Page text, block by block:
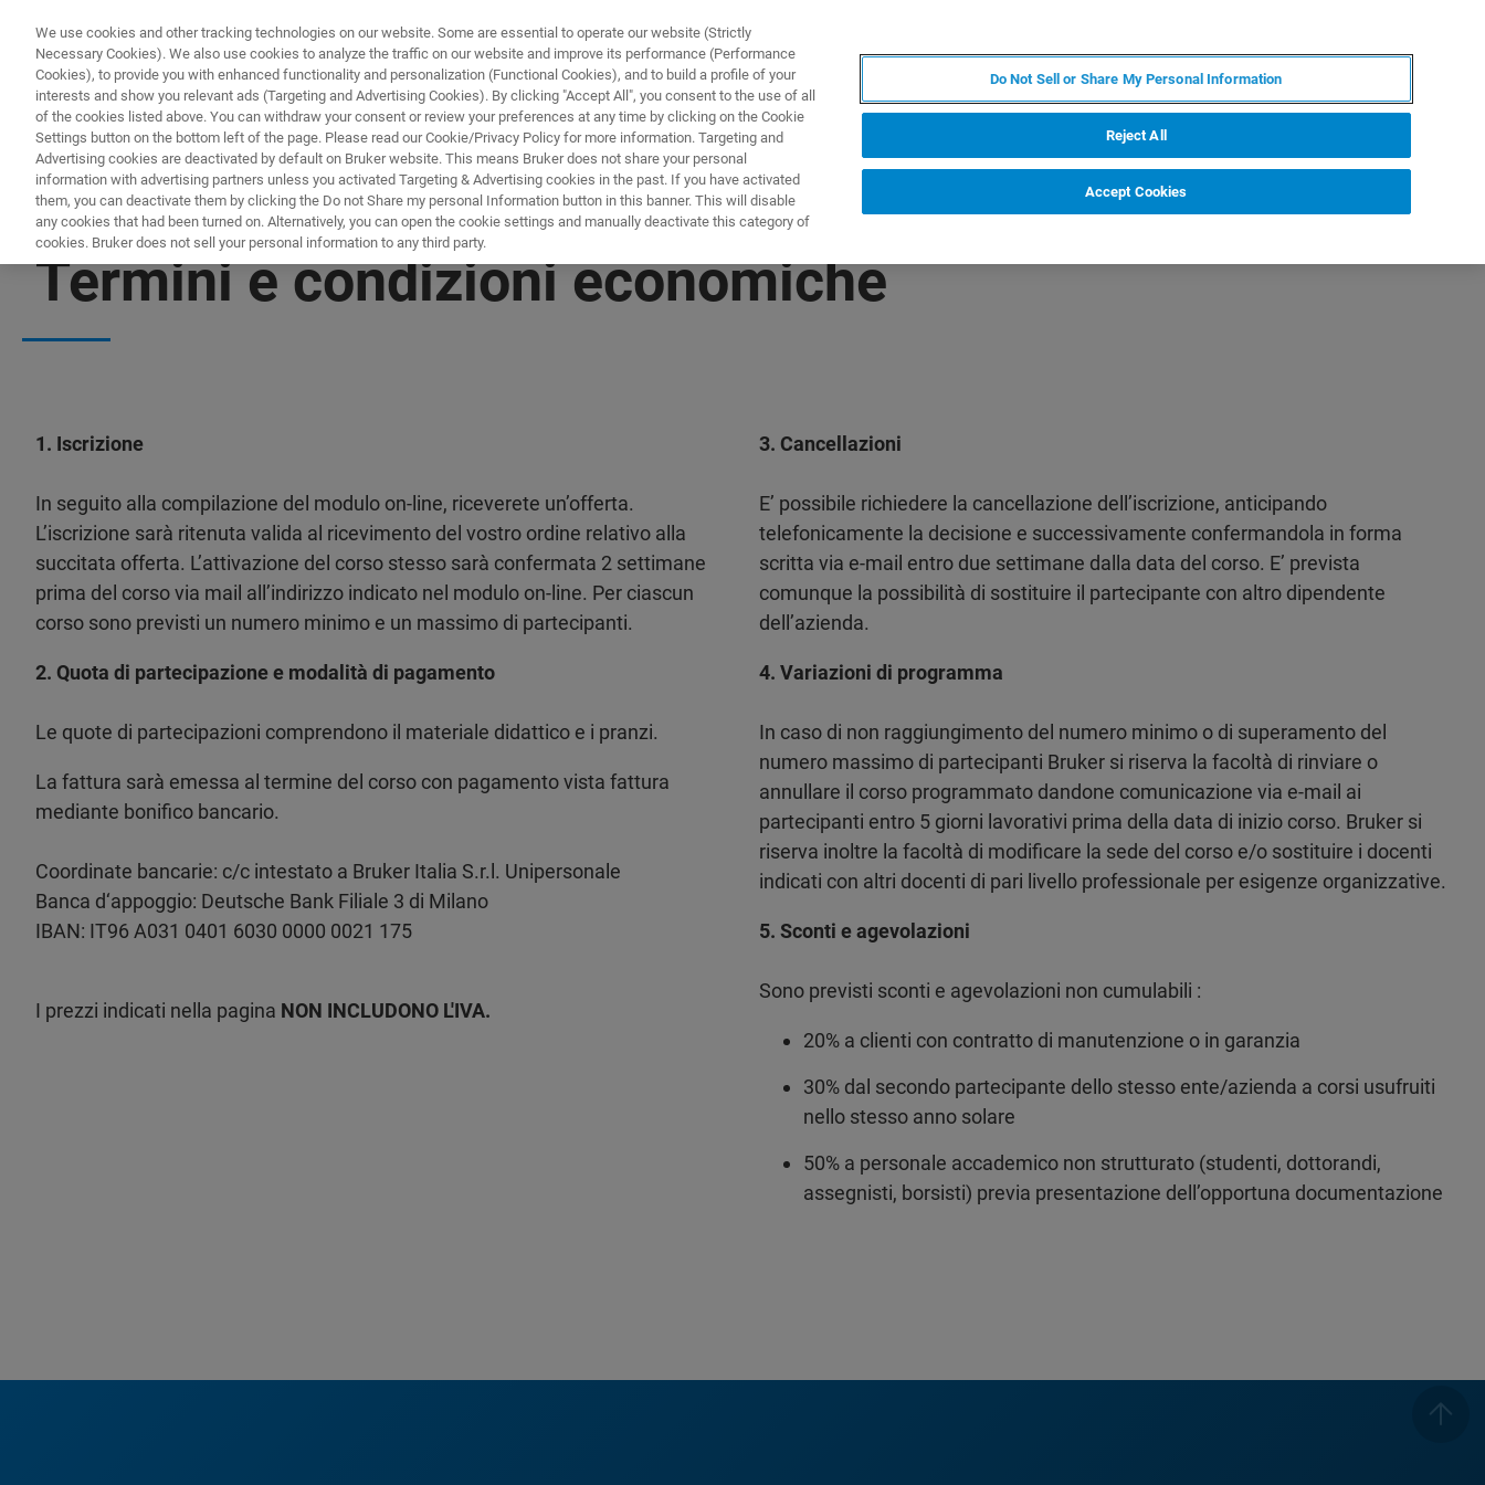
製品とソリューション アプリケーション
Termini e condizioni economiche
1. Iscrizione
In seguito alla compilazione del modulo on-line, riceverete un’offerta.
L’iscrizione sarà ritenuta valida al ricevimento del vostro ordine relativo alla
succitata offerta. L’attivazione del corso stesso sarà confermata 2 settimane
prima del corso via mail all’indirizzo indicato nel modulo on-line. Per ciascun
corso sono previsti un numero minimo e un massimo di partecipanti.
2. Quota di partecipazione e modalità di pagamento
Le quote di partecipazioni comprendono il materiale didattico e i pranzi.
La fattura sarà emessa al termine del corso con pagamento vista fattura
mediante bonifico bancario.
Coordinate bancarie: c/c intestato a Bruker Italia S.r.l. Unipersonale
Banca d‘appoggio: Deutsche Bank Filiale 3 di Milano
IBAN: IT96 A031 0401 6030 0000 0021 175
I prezzi indicati nella pagina NON INCLUDONO L'IVA.
3. Cancellazioni
E’ possibile richiedere la cancellazione dell’iscrizione, anticipando
telefonicamente la decisione e successivamente confermandola in forma
scritta via e-mail entro due settimane dalla data del corso. E’ prevista
comunque la possibilità di sostituire il partecipante con altro dipendente
dell’azienda.
4. Variazioni di programma
In caso di non raggiungimento del numero minimo o di superamento del
numero massimo di partecipanti Bruker si riserva la facoltà di rinviare o
annullare il corso programmato dandone comunicazione via e-mail ai
partecipanti entro 5 giorni lavorativi prima della data di inizio corso. Bruker si
riserva inoltre la facoltà di modificare la sede del corso e/o sostituire i docenti
indicati con altri docenti di pari livello professionale per esigenze organizzative.
5. Sconti e agevolazioni
Sono previsti sconti e agevolazioni non cumulabili :
20% a clienti con contratto di manutenzione o in garanzia
30% dal secondo partecipante dello stesso ente/azienda a corsi usufruiti
nello stesso anno solare
50% a personale accademico non strutturato (studenti, dottorandi,
assegnisti, borsisti) previa presentazione dell’opportuna documentazione
We use cookies and other tracking technologies on our website. Some are essential to operate our website (Strictly
Necessary Cookies). We also use cookies to analyze the traffic on our website and improve its performance (Performance
Cookies), to provide you with enhanced functionality and personalization (Functional Cookies), and to build a profile of your
interests and show you relevant ads (Targeting and Advertising Cookies). By clicking "Accept All", you consent to the use of all
of the cookies listed above. You can withdraw your consent or review your preferences at any time by clicking on the Cookie
Settings button on the bottom left of the page. Please read our Cookie/Privacy Policy for more information. Targeting and
Advertising cookies are deactivated by default on Bruker website. This means Bruker does not share your personal
information with advertising partners unless you activated Targeting & Advertising cookies in the past. If you have activated
them, you can deactivate them by clicking the Do not Share my personal Information button in this banner. This will disable
any cookies that had been turned on. Alternatively, you can open the cookie settings and manually deactivate this category of
cookies. Bruker does not sell your personal information to any third party.
Do Not Sell or Share My Personal Information
Reject All
Accept Cookies